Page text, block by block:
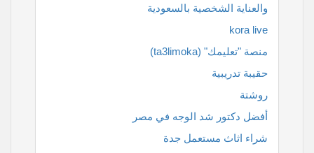
والعناية الشخصية بالسعودية
kora live
منصة "تعليمك" (ta3limoka)
حقيبة تدريبية
روشتة
أفضل دكتور شد الوجه في مصر
شراء اثاث مستعمل جدة